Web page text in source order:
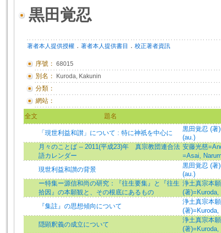
黒田覚忍
著者本人提供授權 ． 著者本人提供書目 ． 校正著者資訊
序號： 68015
別名： Kuroda, Kakunin
分類：
網站：
全文 題名
「現世利益和讃」について : 特に神祇を中心に
黒田覚忍 (著
(au.)
月々のことば -- 2011(平成23)年 真宗教団連合法
語カレンダー
安藤光慈
=Asai,
現世利益和讃の背景
黒田覚忍 (著
(au.)
ー特集ー源信和尚の研究：『往生要集』と『往生
拾因』の本願観と、その根底にあるもの
浄土真宗本
(著
『集註』の思想傾向について
浄土真宗本
(著
隠顕釈義の成立について
浄土真宗本
(著